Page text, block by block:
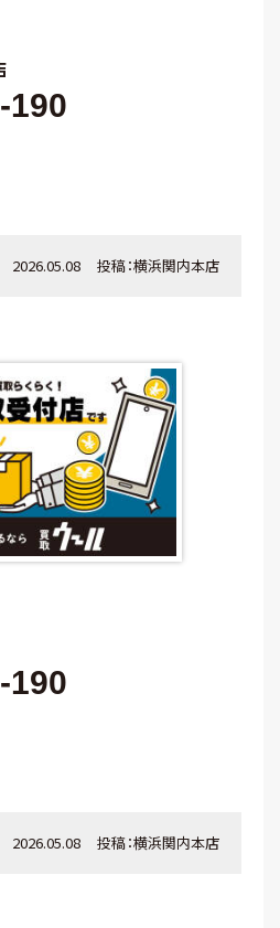
190
2026.05.08 投稿：横浜関内本店
190
2026.05.08 投稿：横浜関内本店